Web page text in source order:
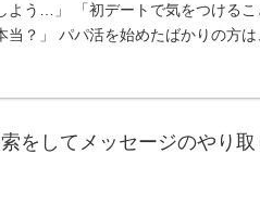
よう…」 「初デートで気をつける
当？」 パパ活を始めたばかりの方
をしてメッセージのやり